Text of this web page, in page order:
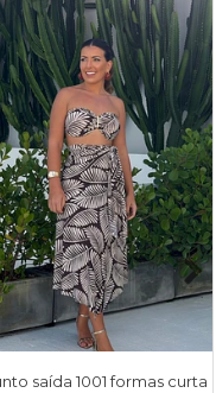
saída 1001 formas curta